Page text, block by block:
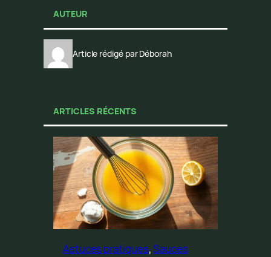
AUTEUR
Article rédigé par Déborah
ARTICLES RÉCENTS
Astuces pratiques, Sauces